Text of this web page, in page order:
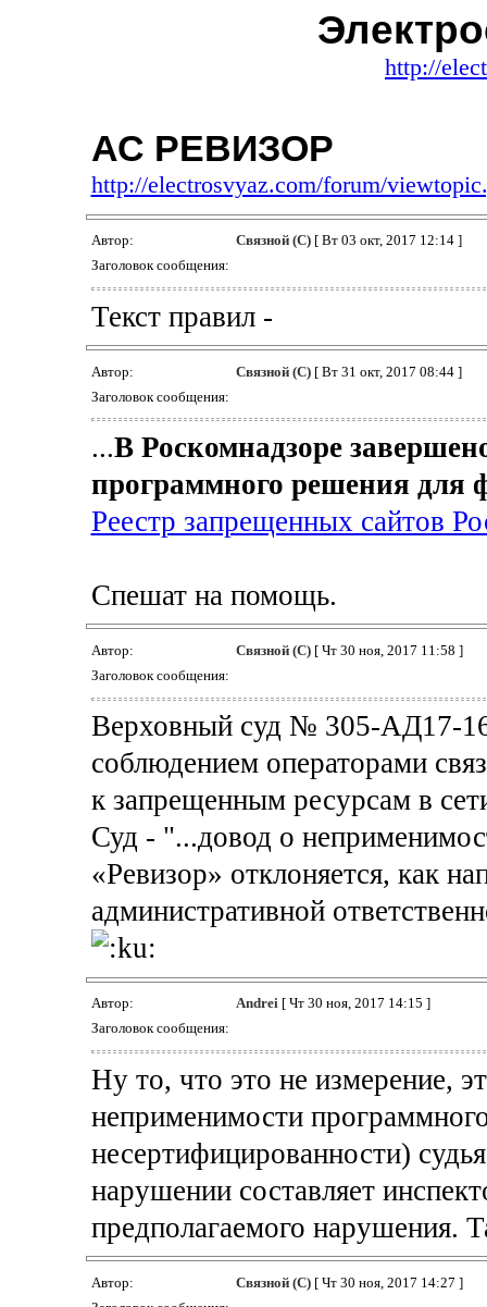
http://
АС РЕВИЗОР
http://electrosvyaz.com/forum/
Автор: Связной (С)[ Вт 03 окт, 2017 12:14 ]
Заголовок сообщения:
Текст правил -
Автор: Связной (С)[ Вт 31 окт, 2017 08:44 ]
Заголовок сообщения:
...В Роскомнадзоре
программного решения для
Реестр запрещенных сайтов
Спешат на помощь.
Автор: Связной (С)[ Чт 30 ноя, 2017 11:58 ]
Заголовок сообщения:
Верховный суд № 305-АД17-
соблюдением операторами
к запрещенным ресурсам в
Суд - "...довод о
«Ревизор» отклоняется, как
административной
Автор: Andrei[ Чт 30 ноя, 2017 14:15 ]
Заголовок сообщения:
Ну то, что это не измерение,
неприменимости
несертифицированности)
нарушении составляет
предполагаемого нарушения.
Автор: Связной (С)[ Чт 30 ноя, 2017 14:27 ]